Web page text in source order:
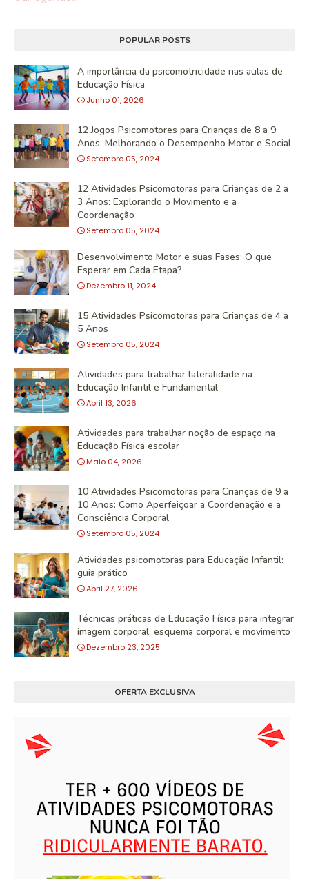
POPULAR POSTS
A importância da psicomotricidade nas aulas de
Educação Física
Junho 01, 2026
12 Jogos Psicomotores para Crianças de 8 a 9
Anos: Melhorando o Desempenho Motor e Social
Setembro 05, 2024
12 Atividades Psicomotoras para Crianças de 2 a
3 Anos: Explorando o Movimento e a
Coordenação
Setembro 05, 2024
Desenvolvimento Motor e suas Fases: O que
Esperar em Cada Etapa?
Dezembro 11, 2024
15 Atividades Psicomotoras para Crianças de 4 a
5 Anos
Setembro 05, 2024
Atividades para trabalhar lateralidade na
Educação Infantil e Fundamental
Abril 13, 2026
Atividades para trabalhar noção de espaço na
Educação Física escolar
Maio 04, 2026
10 Atividades Psicomotoras para Crianças de 9 a
10 Anos: Como Aperfeiçoar a Coordenação e a
Consciência Corporal
Setembro 05, 2024
Atividades psicomotoras para Educação Infantil:
guia prático
Abril 27, 2026
Técnicas práticas de Educação Física para integrar
imagem corporal, esquema corporal e movimento
Dezembro 23, 2025
OFERTA EXCLUSIVA